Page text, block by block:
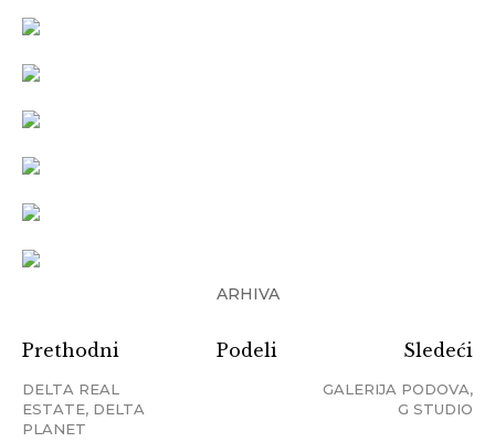
ARHIVA
Prethodni
DELTA REAL
ESTATE, DELTA
PLANET
Podeli Sledeći
GALERIJA PODOVA,
G STUDIO